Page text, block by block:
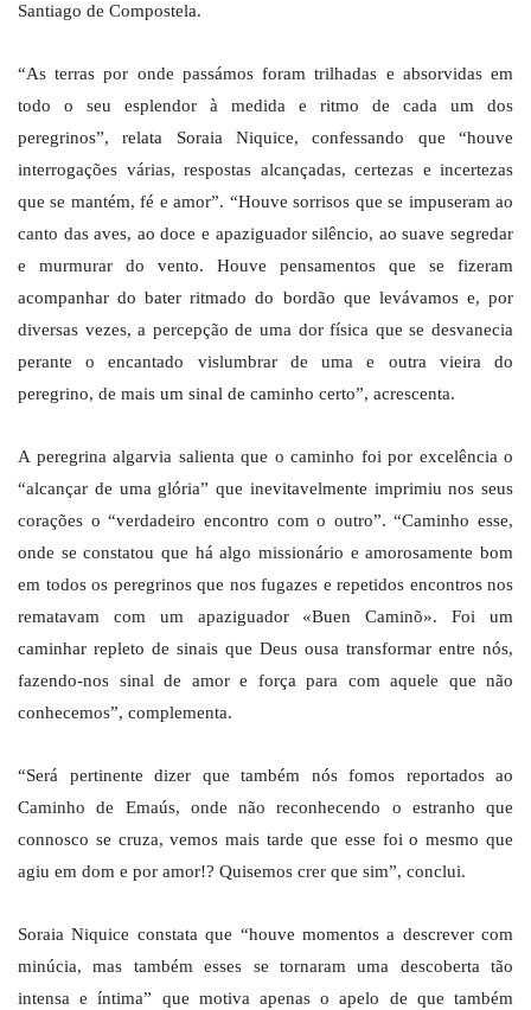
Santiago de Compostela.
“As terras por onde passámos foram trilhadas e absorvidas em
todo o seu esplendor à medida e ritmo de cada um dos
peregrinos”, relata Soraia Niquice, confessando que “houve
interrogações várias, respostas alcançadas, certezas e incertezas
que se mantém, fé e amor”. “Houve sorrisos que se impuseram ao
canto das aves, ao doce e apaziguador silêncio, ao suave segredar
e murmurar do vento. Houve pensamentos que se fizeram
acompanhar do bater ritmado do bordão que levávamos e, por
diversas vezes, a percepção de uma dor física que se desvanecia
perante o encantado vislumbrar de uma e outra vieira do
peregrino, de mais um sinal de caminho certo”, acrescenta.
A peregrina algarvia salienta que o caminho foi por excelência o
“alcançar de uma glória” que inevitavelmente imprimiu nos seus
corações o “verdadeiro encontro com o outro”. “Caminho esse,
onde se constatou que há algo missionário e amorosamente bom
em todos os peregrinos que nos fugazes e repetidos encontros nos
rematavam com um apaziguador «Buen Caminõ». Foi um
caminhar repleto de sinais que Deus ousa transformar entre nós,
fazendo-nos sinal de amor e força para com aquele que não
conhecemos”, complementa.
“Será pertinente dizer que também nós fomos reportados ao
Caminho de Emaús, onde não reconhecendo o estranho que
connosco se cruza, vemos mais tarde que esse foi o mesmo que
agiu em dom e por amor!? Quisemos crer que sim”, conclui.
Soraia Niquice constata que “houve momentos a descrever com
minúcia, mas também esses se tornaram uma descoberta tão
intensa e íntima” que motiva apenas o apelo de que também